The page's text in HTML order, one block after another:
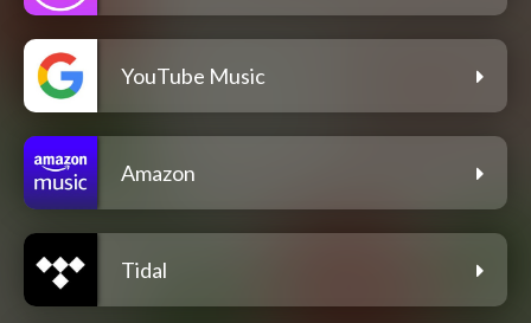
YouTube Music
Amazon
Tidal